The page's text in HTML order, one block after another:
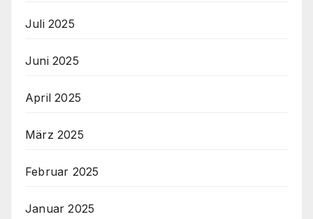
Juli 2025
Juni 2025
April 2025
März 2025
Februar 2025
Januar 2025